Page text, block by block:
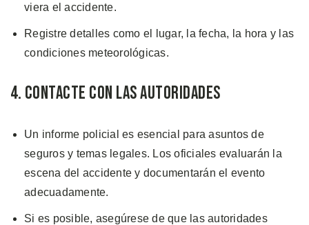
viera el accidente.
Registre detalles como el lugar, la fecha, la hora y las
condiciones meteorológicas.
4. Contacte con las Autoridades
Un informe policial es esencial para asuntos de
seguros y temas legales. Los oficiales evaluarán la
escena del accidente y documentarán el evento
adecuadamente.
Si es posible, asegúrese de que las autoridades